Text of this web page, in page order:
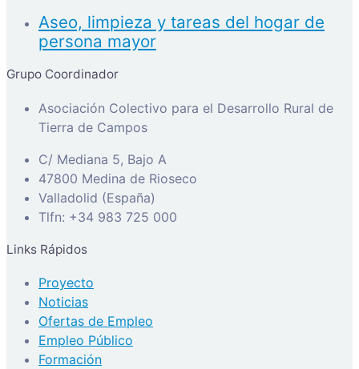
Aseo, limpieza y tareas del hogar de
persona mayor
Grupo Coordinador
Asociación Colectivo para el Desarrollo Rural de
Tierra de Campos
C/ Mediana 5, Bajo A
47800 Medina de Rioseco
Valladolid (España)
Tlfn: +34 983 725 000
Links Rápidos
Proyecto
Noticias
Ofertas de Empleo
Empleo Público
Formación